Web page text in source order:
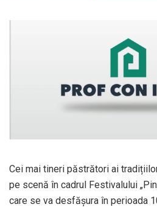
Cei mai tineri păstrători ai
pe scenă în cadrul Festivalului
care se va desfășura în perioada